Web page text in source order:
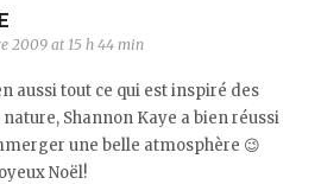
2009 at 15 h 44 min
aussi tout ce qui est inspiré des
Shannon Kaye a bien réussi
une belle atmosphère 😉
Noël!